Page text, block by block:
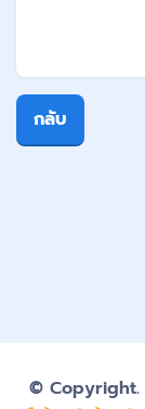
กลับ
© Copyright.